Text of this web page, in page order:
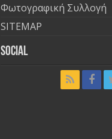
Φωτογραφική Συλλογή
SITEMAP
Social